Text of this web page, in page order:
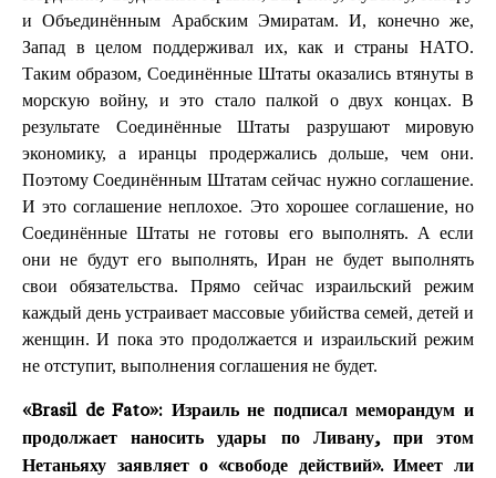
и Объединённым Арабским Эмиратам. И, конечно же,
Запад в целом поддерживал их, как и страны НАТО.
Таким образом, Соединённые Штаты оказались втянуты в
морскую войну, и это стало палкой о двух концах. В
результате Соединённые Штаты разрушают мировую
экономику, а иранцы продержались дольше, чем они.
Поэтому Соединённым Штатам сейчас нужно соглашение.
И это соглашение неплохое. Это хорошее соглашение, но
Соединённые Штаты не готовы его выполнять. А если
они не будут его выполнять, Иран не будет выполнять
свои обязательства. Прямо сейчас израильский режим
каждый день устраивает массовые убийства семей, детей и
женщин. И пока это продолжается и израильский режим
не отступит, выполнения соглашения не будет.
«Brasil de Fato»: Израиль не подписал меморандум и
продолжает наносить удары по Ливану, при этом
Нетаньяху заявляет о «свободе действий». Имеет ли